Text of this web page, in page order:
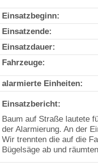
Einsatzbeginn:
Einsatzende:
Einsatzdauer:
Fahrzeuge:
alarmierte Einheiten:
Einsatzbericht:
Baum auf Straße lautete
der Alarmierung. An der
Wir trennten die auf die
Bügelsäge ab und